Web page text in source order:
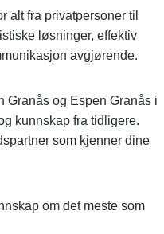
alt fra privatpersoner til
løsninger, effektiv
avgjørende.
Granås og Espen Granås i
kunnskap fra tidligere.
som kjenner dine
om det meste som